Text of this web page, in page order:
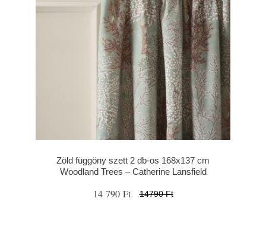
Zöld függöny szett 2 db-os 168x137 cm
Woodland Trees – Catherine Lansfield
14 790 Ft 14790 Ft